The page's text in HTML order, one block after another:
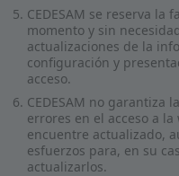
CEDESAM se reserva
momento y sin
actualizaciones de la
configuración y
acceso.
CEDESAM no garantiza
errores en el acceso a
encuentre actualizado,
esfuerzos para, en su
actualizarlos.